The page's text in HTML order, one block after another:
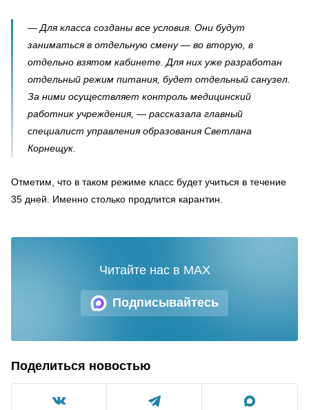
— Для класса созданы все условия. Они будут
заниматься в отдельную смену — во вторую, в
отдельно взятом кабинете. Для них уже разработан
отдельный режим питания, будет отдельный санузел.
За ними осуществляет контроль медицинский
работник учреждения, — рассказала главный
специалист управления образования Светлана
Корнещук.
Отметим, что в таком режиме класс будет учиться в течение
35 дней. Именно столько продлится карантин.
Подписывайтесь
Читайте нас в MAX
Поделиться новостью